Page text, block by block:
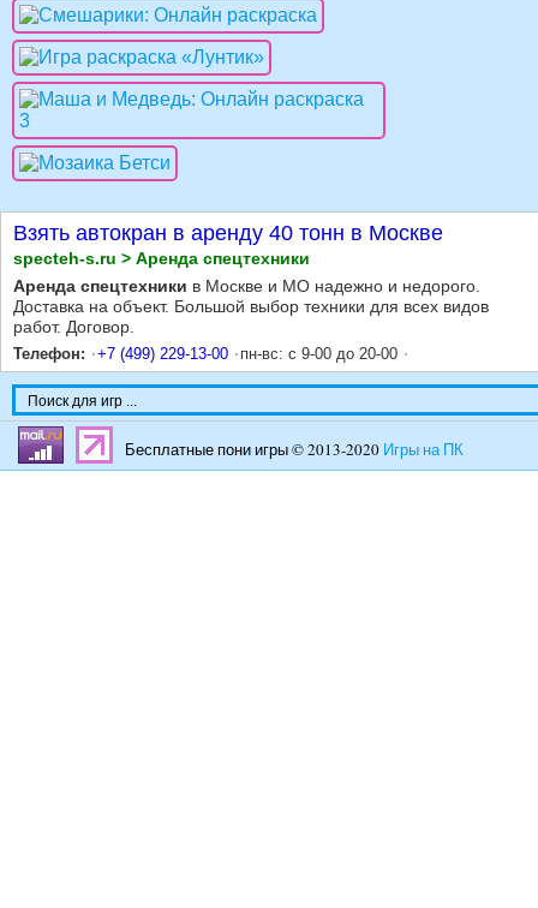
Взять автокран в аренду 40 тонн в Москве
specteh-s.ru > Аренда спецтехники
Аренда спецтехники в Москве и МО надежно и недорого.
Доставка на объект. Большой выбор техники для всех видов
работ. Договор.
Телефон: +7 (499) 229-13-00 пн-вс: с 9-00 до 20-00
Бесплатные пони игры © 2013-2020 Игры на ПК